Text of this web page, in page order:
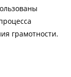
грамотности.